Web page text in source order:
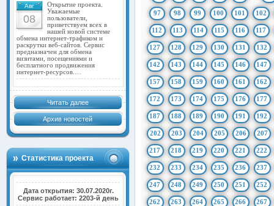
Авг
08
Открытие проекта.
Уважаемые
пользователи,
приветствуем всех в
нашей новой системе
обмена интернет-трафиком и
раскрутки веб-сайтов. Сервис
предназначен для обмена
визитами, посещениями и
бесплатного продвижения
интернет-ресурсов.…
Читать далее
Архив новостей
Статистика проекта
Дата открытия: 30.07.2020г.
Сервис работает: 2203-й день
97 98 99 100 101 102
112 113 114 115 116 117
127 128 129 130 131 132
142 143 144 145 146 147
157 158 159 160 161 162
172 173 174 175 176 177
187 188 189 190 191 192
202 203 204 205 206 207
217 218 219 220 221 222
232 233 234 235 236 237
247 248 249 250 251 252
262 263 264 265 266 267